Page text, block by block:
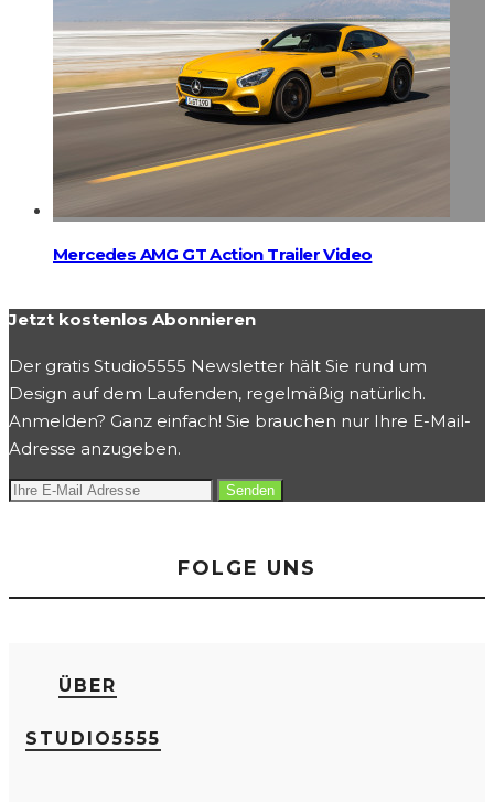
Mercedes AMG GT Action Trailer Video
Jetzt kostenlos Abonnieren
Der gratis Studio5555 Newsletter hält Sie rund um
Design auf dem Laufenden, regelmäßig natürlich.
Anmelden? Ganz einfach! Sie brauchen nur Ihre E-Mail-
Adresse anzugeben.
FOLGE UNS
ÜBER
STUDIO5555